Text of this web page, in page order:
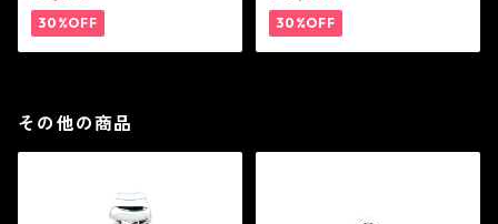
属）
30%OFF 30%OFF
その他の商品